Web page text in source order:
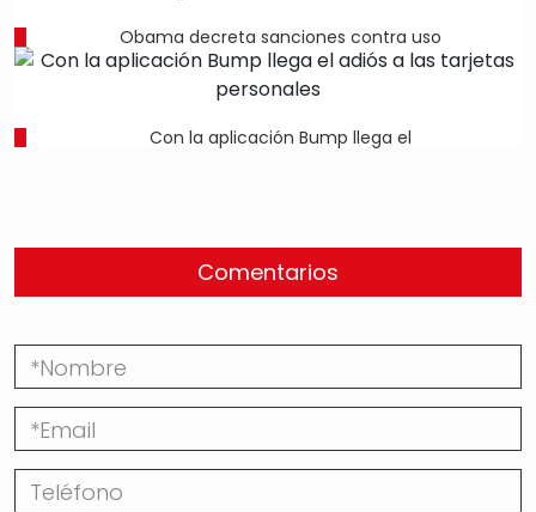
Obama decreta sanciones contra uso
Con la aplicación Bump llega el
Comentarios